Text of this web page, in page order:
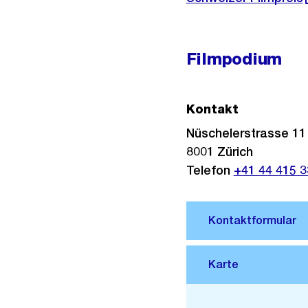
Link:
Filmpodium
Kontakt
Nüschelerstrasse 11
8001 Zürich
Telefon +41 44 415